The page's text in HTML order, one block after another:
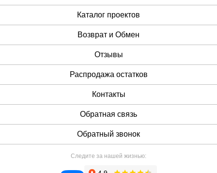
Каталог проектов
Возврат и Обмен
Отзывы
Распродажа остатков
Контакты
Обратная связь
Обратный звонок
Следите за нашей жизнью: